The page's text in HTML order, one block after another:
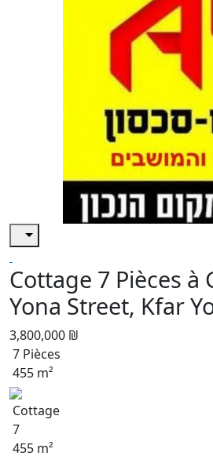
Cottage 7 Pièces à
Yona Street, Kfar
3,800,000 ₪
7 Pièces
455 m²
Cottage
7
455 m²